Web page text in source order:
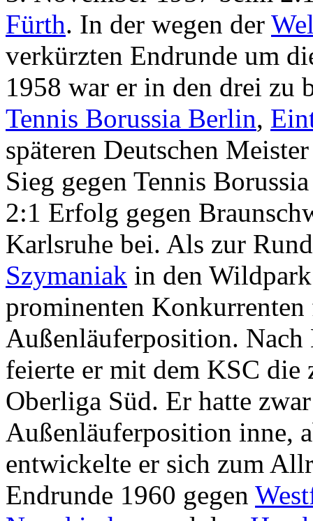
Fürth. In der wegen der
verkürzten Endrunde um
1958 war er in den drei zu
Tennis Borussia Berlin,
späteren Deutschen
Sieg gegen Tennis
2:1 Erfolg gegen
Karlsruhe bei. Als zur
Szymaniak in den
prominenten
Außenläuferposition. Nach
feierte er mit dem KSC die
Oberliga Süd. Er hatte
Außenläuferposition inne,
entwickelte er sich zum
Endrunde 1960 gegen